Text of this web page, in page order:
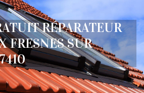
RÉPARATEUR
FRESNES SUR